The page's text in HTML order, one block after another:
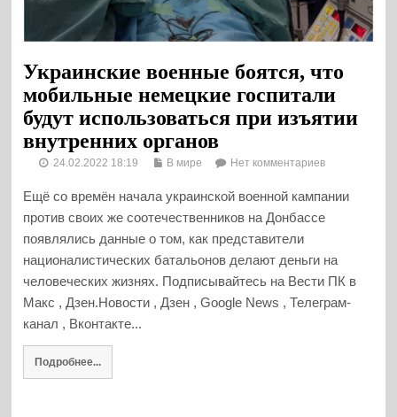
Украинские военные боятся, что
мобильные немецкие госпитали
будут использоваться при изъятии
внутренних органов
24.02.2022 18:19 В мире Нет комментариев
Ещё со времён начала украинской военной кампании
против своих же соотечественников на Донбассе
появлялись данные о том, как представители
националистических батальонов делают деньги на
человеческих жизнях. Подписывайтесь на Вести ПК в
Макс , Дзен.Новости , Дзен , Google News , Телеграм-
канал , Вконтакте...
Подробнее...